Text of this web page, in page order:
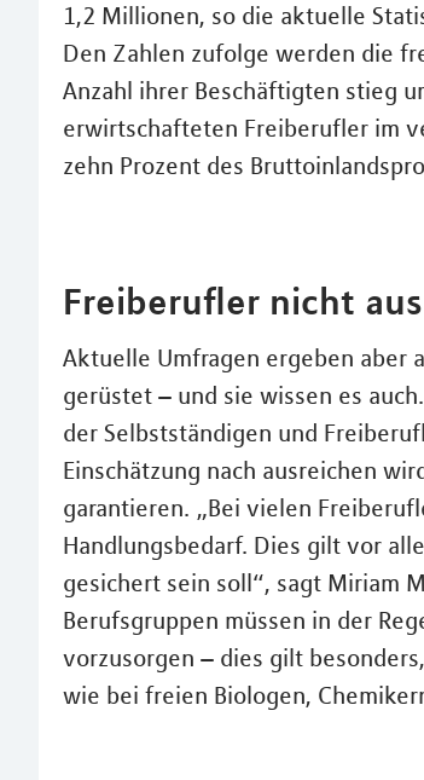
1,2 Millionen, so die aktuelle
Den Zahlen zufolge werden die
Anzahl ihrer Beschäftigten stieg
erwirtschafteten Freiberufler im
zehn Prozent des
Freiberufler nicht
Aktuelle Umfragen ergeben aber
gerüstet – und sie wissen es
der Selbstständigen und
Einschätzung nach ausreichen
garantieren. „Bei vielen
Handlungsbedarf. Dies gilt vor
gesichert sein soll“, sagt Miriam
Berufsgruppen müssen in der
vorzusorgen – dies gilt
wie bei freien Biologen,